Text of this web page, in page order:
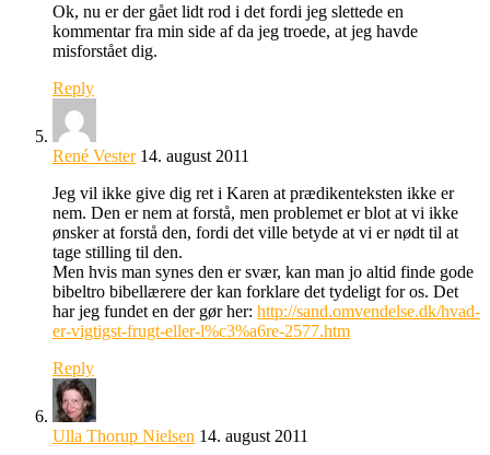
Ok, nu er der gået lidt rod i det fordi jeg slettede en
kommentar fra min side af da jeg troede, at jeg havde
misforstået dig.
Reply
René Vester 14. august 2011
Jeg vil ikke give dig ret i Karen at prædikenteksten ikke er
nem. Den er nem at forstå, men problemet er blot at vi ikke
ønsker at forstå den, fordi det ville betyde at vi er nødt til at
tage stilling til den.
Men hvis man synes den er svær, kan man jo altid finde gode
bibeltro bibellærere der kan forklare det tydeligt for os. Det
har jeg fundet en der gør her: http://sand.omvendelse.dk/hvad-
er-vigtigst-frugt-eller-l%c3%a6re-2577.htm
Reply
Ulla Thorup Nielsen 14. august 2011